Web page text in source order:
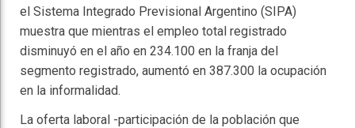
el Sistema Integrado Previsional Argentino (SIPA)
muestra que mientras el empleo total registrado
disminuyó en el año en 234.100 en la franja del
segmento registrado, aumentó en 387.300 la ocupación
en la informalidad.
La oferta laboral -participación de la población que